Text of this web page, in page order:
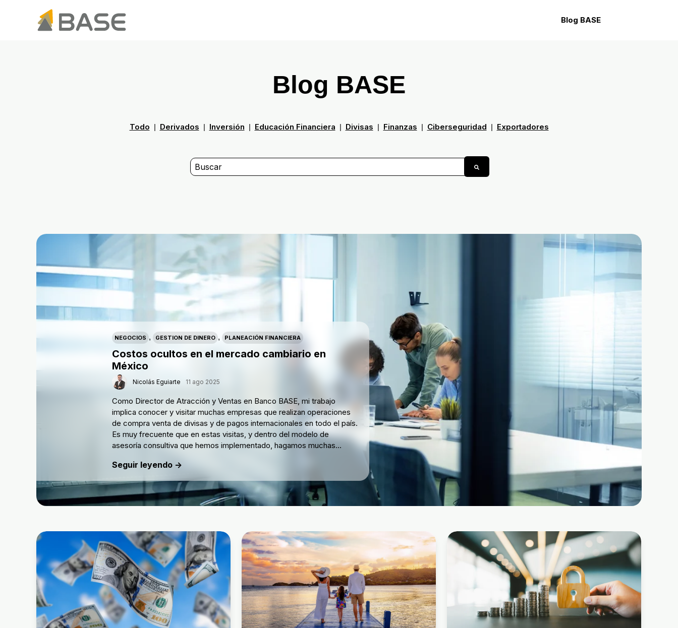
Blog BASE
Blog BASE
Todo | Derivados | Inversión | Educación Financiera | Divisas | Finanzas | Ciberseguridad | Exportadores
NEGOCIOS , GESTION DE DINERO , PLANEACIÓN FINANCIERA
Costos ocultos en el mercado cambiario en
México
Nicolás Eguiarte 11 ago 2025
Como Director de Atracción y Ventas en Banco BASE, mi trabajo
implica conocer y visitar muchas empresas que realizan operaciones
de compra venta de divisas y de pagos internacionales en todo el país.
Es muy frecuente que en estas visitas, y dentro del modelo de
asesoría consultiva que hemos implementado, hagamos muchas...
Seguir leyendo →